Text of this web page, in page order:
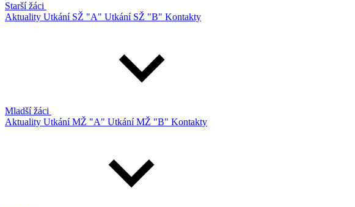
Starší žáci
Aktuality Utkání SŽ "A" Utkání SŽ "B" Kontakty
Mladší žáci
Aktuality Utkání MŽ "A" Utkání MŽ "B" Kontakty